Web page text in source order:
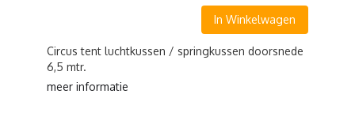
In Winkelwagen
Circus tent luchtkussen / springkussen doorsnede
6,5 mtr.
meer informatie